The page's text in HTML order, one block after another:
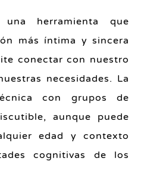
herramienta que
más íntima y sincera
conectar con nuestro
necesidades. La
con grupos de
aunque puede
edad y contexto
cognitivas de los